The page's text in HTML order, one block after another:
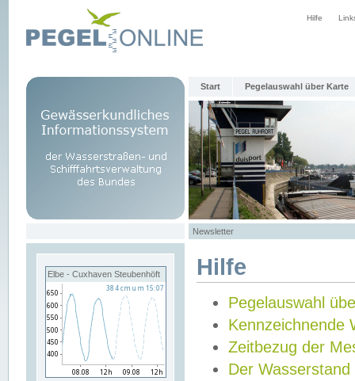
Hilfe
Start Pegelauswahl über Karte
Newsletter
Elbe - Cuxhaven Steubenhöft Hilfe
Pegelauswahl
Kennzeichnende
Zeitbezug der
Der Wasserstand